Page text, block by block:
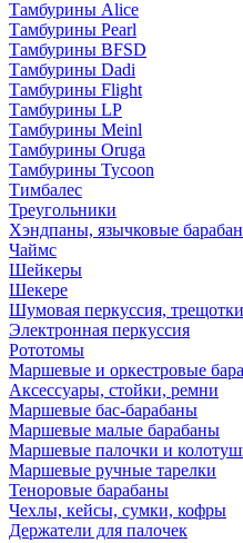
Тамбурины Alice
Тамбурины Pearl
Тамбурины BFSD
Тамбурины Dadi
Тамбурины Flight
Тамбурины LP
Тамбурины Meinl
Тамбурины Oruga
Тамбурины Tycoon
Тимбалес
Треугольники
Хэндпаны, язычковые
Чаймс
Шейкеры
Шекере
Шумовая перкуссия,
Электронная перкуссия
Рототомы
Маршевые и оркестровые
Аксессуары, стойки, ремни
Маршевые бас-барабаны
Маршевые малые барабаны
Маршевые палочки и
Маршевые ручные тарелки
Теноровые барабаны
Чехлы, кейсы, сумки, кофры
Держатели для палочек